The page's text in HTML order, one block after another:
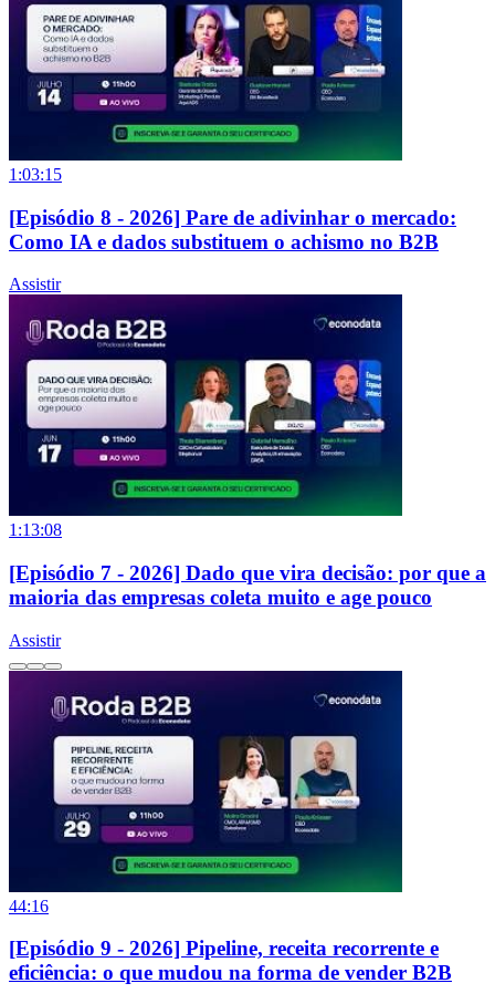
1:03:15
[Episódio 8 - 2026] Pare de adivinhar o mercado:
Como IA e dados substituem o achismo no B2B
Assistir
1:13:08
[Episódio 7 - 2026] Dado que vira decisão: por que a
maioria das empresas coleta muito e age pouco
Assistir
44:16
[Episódio 9 - 2026] Pipeline, receita recorrente e
eficiência: o que mudou na forma de vender B2B